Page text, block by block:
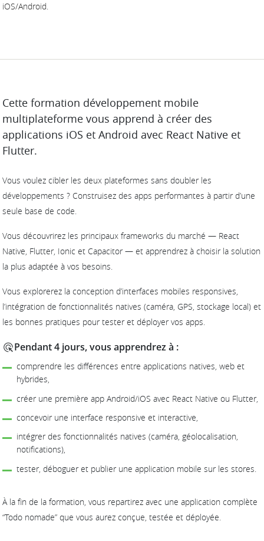
iOS/Android.
DESCRIPTION
Cette formation développement mobile
multiplateforme vous apprend à créer des
applications iOS et Android avec React Native et
Flutter.
Vous voulez cibler les deux plateformes sans doubler les
développements ? Construisez des apps performantes à partir d’une
seule base de code.
Vous découvrirez les principaux frameworks du marché — React
Native, Flutter, Ionic et Capacitor — et apprendrez à choisir la solution
la plus adaptée à vos besoins.
Vous explorerez la conception d’interfaces mobiles responsives,
l’intégration de fonctionnalités natives (caméra, GPS, stockage local) et
les bonnes pratiques pour tester et déployer vos apps.
Pendant 4 jours, vous apprendrez à :
comprendre les différences entre applications natives, web et
hybrides,
créer une première app Android/iOS avec React Native ou Flutter,
concevoir une interface responsive et interactive,
intégrer des fonctionnalités natives (caméra, géolocalisation,
notifications),
tester, déboguer et publier une application mobile sur les stores.
À la fin de la formation, vous repartirez avec une application complète
“Todo nomade” que vous aurez conçue, testée et déployée.